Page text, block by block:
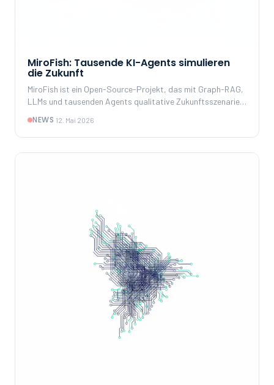
MiroFish: Tausende KI-Agents simulieren
die Zukunft
MiroFish ist ein Open-Source-Projekt, das mit Graph-RAG,
LLMs und tausenden Agents qualitative Zukunftsszenarien
Architektur es nutzt, wo seine Stärken und Grenzen liegen –
und was Unternehmen daraus für ihre eigene KI-Strategie
lernen können.
NEWS·12. Mai 2026